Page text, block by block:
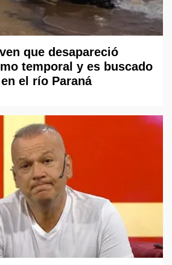
que desapareció
temporal y es buscado
el río Paraná